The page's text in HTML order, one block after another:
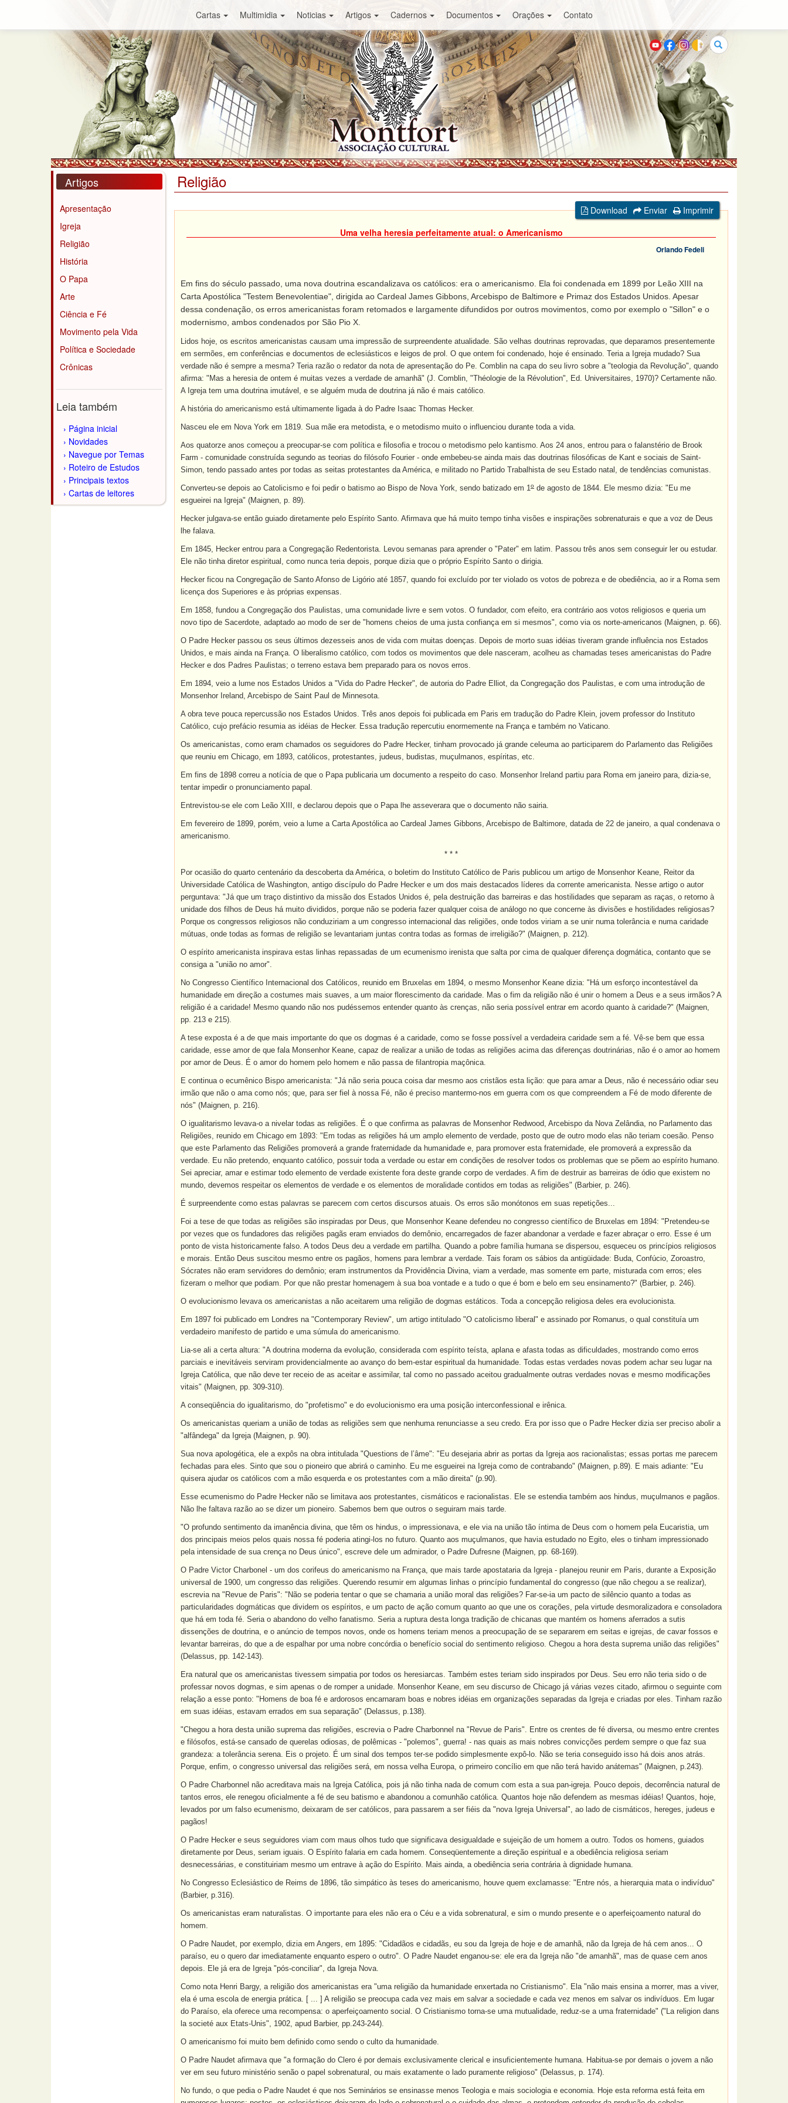
Cartas Multimidia Noticias Artigos Cadernos Documentos Orações Contato
Buscar
Artigos
Apresentação
Igreja
Religião
História
O Papa
Arte
Ciência e Fé
Movimento pela Vida
Política e Sociedade
Crônicas
Leia também
Página inicial
Novidades
Navegue por Temas
Roteiro de Estudos
Principais textos
Cartas de leitores
Religião
Download Enviar
Imprimir
Uma velha heresia perfeitamente atual: o Americanismo
Orlando Fedeli
Em fins do século passado, uma nova doutrina escandalizava os católicos: era o americanismo. Ela foi condenada em 1899 por Leão XIII na
Carta Apostólica "Testem Benevolentiae", dirigida ao Cardeal James Gibbons, Arcebispo de Baltimore e Primaz dos Estados Unidos. Apesar
dessa condenação, os erros americanistas foram retomados e largamente difundidos por outros movimentos, como por exemplo o "Sillon" e o
modernismo, ambos condenados por São Pio X.
Lidos hoje, os escritos americanistas causam uma impressão de surpreendente atualidade. São velhas doutrinas reprovadas, que deparamos presentemente
em sermões, em conferências e documentos de eclesiásticos e leigos de prol. O que ontem foi condenado, hoje é ensinado. Teria a Igreja mudado? Sua
verdade não é sempre a mesma? Teria razão o redator da nota de apresentação do Pe. Comblin na capa do seu livro sobre a "teologia da Revolução", quando
afirma: "Mas a heresia de ontem é muitas vezes a verdade de amanhã" (J. Comblin, "Théologie de la Révolution", Ed. Universitaires, 1970)? Certamente não.
A Igreja tem uma doutrina imutável, e se alguém muda de doutrina já não é mais católico.
A história do americanismo está ultimamente ligada à do Padre Isaac Thomas Hecker.
Nasceu ele em Nova York em 1819. Sua mãe era metodista, e o metodismo muito o influenciou durante toda a vida.
Aos quatorze anos começou a preocupar-se com política e filosofia e trocou o metodismo pelo kantismo. Aos 24 anos, entrou para o falanstério de Brook
Farm - comunidade construída segundo as teorias do filósofo Fourier - onde embebeu-se ainda mais das doutrinas filosóficas de Kant e sociais de Saint-
Simon, tendo passado antes por todas as seitas protestantes da América, e militado no Partido Trabalhista de seu Estado natal, de tendências comunistas.
Converteu-se depois ao Catolicismo e foi pedir o batismo ao Bispo de Nova York, sendo batizado em 1o de agosto de 1844. Ele mesmo dizia: "Eu me
esgueirei na Igreja" (Maignen, p. 89).
Hecker julgava-se então guiado diretamente pelo Espírito Santo. Afirmava que há muito tempo tinha visões e inspirações sobrenaturais e que a voz de Deus
lhe falava.
Em 1845, Hecker entrou para a Congregação Redentorista. Levou semanas para aprender o "Pater" em latim. Passou três anos sem conseguir ler ou estudar.
Ele não tinha diretor espiritual, como nunca teria depois, porque dizia que o próprio Espírito Santo o dirigia.
Hecker ficou na Congregação de Santo Afonso de Ligório até 1857, quando foi excluído por ter violado os votos de pobreza e de obediência, ao ir a Roma sem
licença dos Superiores e às próprias expensas.
Em 1858, fundou a Congregação dos Paulistas, uma comunidade livre e sem votos. O fundador, com efeito, era contrário aos votos religiosos e queria um
novo tipo de Sacerdote, adaptado ao modo de ser de "homens cheios de uma justa confiança em si mesmos", como via os norte-americanos (Maignen, p. 66).
O Padre Hecker passou os seus últimos dezesseis anos de vida com muitas doenças. Depois de morto suas idéias tiveram grande influência nos Estados
Unidos, e mais ainda na França. O liberalismo católico, com todos os movimentos que dele nasceram, acolheu as chamadas teses americanistas do Padre
Hecker e dos Padres Paulistas; o terreno estava bem preparado para os novos erros.
Em 1894, veio a lume nos Estados Unidos a "Vida do Padre Hecker", de autoria do Padre Elliot, da Congregação dos Paulistas, e com uma introdução de
Monsenhor Ireland, Arcebispo de Saint Paul de Minnesota.
A obra teve pouca repercussão nos Estados Unidos. Três anos depois foi publicada em Paris em tradução do Padre Klein, jovem professor do Instituto
Católico, cujo prefácio resumia as idéias de Hecker. Essa tradução repercutiu enormemente na França e também no Vaticano.
Os americanistas, como eram chamados os seguidores do Padre Hecker, tinham provocado já grande celeuma ao participarem do Parlamento das Religiões
que reuniu em Chicago, em 1893, católicos, protestantes, judeus, budistas, muçulmanos, espíritas, etc.
Em fins de 1898 correu a notícia de que o Papa publicaria um documento a respeito do caso. Monsenhor Ireland partiu para Roma em janeiro para, dizia-se,
tentar impedir o pronunciamento papal.
Entrevistou-se ele com Leão XIII, e declarou depois que o Papa lhe asseverara que o documento não sairia.
Em fevereiro de 1899, porém, veio a lume a Carta Apostólica ao Cardeal James Gibbons, Arcebispo de Baltimore, datada de 22 de janeiro, a qual condenava o
americanismo.
* * *
Por ocasião do quarto centenário da descoberta da América, o boletim do Instituto Católico de Paris publicou um artigo de Monsenhor Keane, Reitor da
Universidade Católica de Washington, antigo discípulo do Padre Hecker e um dos mais destacados líderes da corrente americanista. Nesse artigo o autor
perguntava: "Já que um traço distintivo da missão dos Estados Unidos é, pela destruição das barreiras e das hostilidades que separam as raças, o retorno à
unidade dos filhos de Deus há muito divididos, porque não se poderia fazer qualquer coisa de análogo no que concerne às divisões e hostilidades religiosas?
Porque os congressos religiosos não conduziriam a um congresso internacional das religiões, onde todos viriam a se unir numa tolerância e numa caridade
mútuas, onde todas as formas de religião se levantariam juntas contra todas as formas de irreligião?" (Maignen, p. 212).
O espírito americanista inspirava estas linhas repassadas de um ecumenismo irenista que salta por cima de qualquer diferença dogmática, contanto que se
consiga a "união no amor".
No Congresso Científico Internacional dos Católicos, reunido em Bruxelas em 1894, o mesmo Monsenhor Keane dizia: "Há um esforço incontestável da
humanidade em direção a costumes mais suaves, a um maior florescimento da caridade. Mas o fim da religião não é unir o homem a Deus e a seus irmãos? A
religião é a caridade! Mesmo quando não nos pudéssemos entender quanto às crenças, não seria possível entrar em acordo quanto à caridade?" (Maignen,
pp. 213 e 215).
A tese exposta é a de que mais importante do que os dogmas é a caridade, como se fosse possível a verdadeira caridade sem a fé. Vê-se bem que essa
caridade, esse amor de que fala Monsenhor Keane, capaz de realizar a união de todas as religiões acima das diferenças doutrinárias, não é o amor ao homem
por amor de Deus. É o amor do homem pelo homem e não passa de filantropia maçônica.
E continua o ecumênico Bispo americanista: "Já não seria pouca coisa dar mesmo aos cristãos esta lição: que para amar a Deus, não é necessário odiar seu
irmão que não o ama como nós; que, para ser fiel à nossa Fé, não é preciso mantermo-nos em guerra com os que compreendem a Fé de modo diferente de
nós" (Maignen, p. 216).
O igualitarismo levava-o a nivelar todas as religiões. É o que confirma as palavras de Monsenhor Redwood, Arcebispo da Nova Zelândia, no Parlamento das
Religiões, reunido em Chicago em 1893: "Em todas as religiões há um amplo elemento de verdade, posto que de outro modo elas não teriam coesão. Penso
que este Parlamento das Religiões promoverá a grande fraternidade da humanidade e, para promover esta fraternidade, ele promoverá a expressão da
verdade. Eu não pretendo, enquanto católico, possuir toda a verdade ou estar em condições de resolver todos os problemas que se põem ao espírito humano.
Sei apreciar, amar e estimar todo elemento de verdade existente fora deste grande corpo de verdades. A fim de destruir as barreiras de ódio que existem no
mundo, devemos respeitar os elementos de verdade e os elementos de moralidade contidos em todas as religiões" (Barbier, p. 246).
É surpreendente como estas palavras se parecem com certos discursos atuais. Os erros são monótonos em suas repetições...
Foi a tese de que todas as religiões são inspiradas por Deus, que Monsenhor Keane defendeu no congresso científico de Bruxelas em 1894: "Pretendeu-se
por vezes que os fundadores das religiões pagãs eram enviados do demônio, encarregados de fazer abandonar a verdade e fazer abraçar o erro. Esse é um
ponto de vista historicamente falso. A todos Deus deu a verdade em partilha. Quando a pobre família humana se dispersou, esqueceu os princípios religiosos
e morais. Então Deus suscitou mesmo entre os pagãos, homens para lembrar a verdade. Tais foram os sábios da antigüidade: Buda, Confúcio, Zoroastro,
Sócrates não eram servidores do demônio; eram instrumentos da Providência Divina, viam a verdade, mas somente em parte, misturada com erros; eles
fizeram o melhor que podiam. Por que não prestar homenagem à sua boa vontade e a tudo o que é bom e belo em seu ensinamento?" (Barbier, p. 246).
O evolucionismo levava os americanistas a não aceitarem uma religião de dogmas estáticos. Toda a concepção religiosa deles era evolucionista.
Em 1897 foi publicado em Londres na "Contemporary Review", um artigo intitulado "O catolicismo liberal" e assinado por Romanus, o qual constituía um
verdadeiro manifesto de partido e uma súmula do americanismo.
Lia-se ali a certa altura: "A doutrina moderna da evolução, considerada com espírito teísta, aplana e afasta todas as dificuldades, mostrando como erros
parciais e inevitáveis serviram providencialmente ao avanço do bem-estar espiritual da humanidade. Todas estas verdades novas podem achar seu lugar na
Igreja Católica, que não deve ter receio de as aceitar e assimilar, tal como no passado aceitou gradualmente outras verdades novas e mesmo modificações
vitais" (Maignen, pp. 309-310).
A conseqüência do igualitarismo, do "profetismo" e do evolucionismo era uma posição interconfessional e irênica.
Os americanistas queriam a união de todas as religiões sem que nenhuma renunciasse a seu credo. Era por isso que o Padre Hecker dizia ser preciso abolir a
"alfândega" da Igreja (Maignen, p. 90).
Sua nova apologética, ele a expôs na obra intitulada "Questions de l’âme": "Eu desejaria abrir as portas da Igreja aos racionalistas; essas portas me parecem
fechadas para eles. Sinto que sou o pioneiro que abrirá o caminho. Eu me esgueirei na Igreja como de contrabando" (Maignen, p.89). E mais adiante: "Eu
quisera ajudar os católicos com a mão esquerda e os protestantes com a mão direita" (p.90).
Esse ecumenismo do Padre Hecker não se limitava aos protestantes, cismáticos e racionalistas. Ele se estendia também aos hindus, muçulmanos e pagãos.
Não lhe faltava razão ao se dizer um pioneiro. Sabemos bem que outros o seguiram mais tarde.
"O profundo sentimento da imanência divina, que têm os hindus, o impressionava, e ele via na união tão íntima de Deus com o homem pela Eucaristia, um
dos principais meios pelos quais nossa fé poderia atingi-los no futuro. Quanto aos muçulmanos, que havia estudado no Egito, eles o tinham impressionado
pela intensidade de sua crença no Deus único", escreve dele um admirador, o Padre Dufresne (Maignen, pp. 68-169).
O Padre Victor Charbonel - um dos corifeus do americanismo na França, que mais tarde apostataria da Igreja - planejou reunir em Paris, durante a Exposição
universal de 1900, um congresso das religiões. Querendo resumir em algumas linhas o princípio fundamental do congresso (que não chegou a se realizar),
escrevia na "Revue de Paris": "Não se poderia tentar o que se chamaria a união moral das religiões? Far-se-ia um pacto de silêncio quanto a todas as
particularidades dogmáticas que dividem os espíritos, e um pacto de ação comum quanto ao que une os corações, pela virtude desmoralizadora e consoladora
que há em toda fé. Seria o abandono do velho fanatismo. Seria a ruptura desta longa tradição de chicanas que mantém os homens aferrados a sutis
dissenções de doutrina, e o anúncio de tempos novos, onde os homens teriam menos a preocupação de se separarem em seitas e igrejas, de cavar fossos e
levantar barreiras, do que a de espalhar por uma nobre concórdia o benefício social do sentimento religioso. Chegou a hora desta suprema união das religiões"
(Delassus, pp. 142-143).
Era natural que os americanistas tivessem simpatia por todos os heresiarcas. Também estes teriam sido inspirados por Deus. Seu erro não teria sido o de
professar novos dogmas, e sim apenas o de romper a unidade. Monsenhor Keane, em seu discurso de Chicago já várias vezes citado, afirmou o seguinte com
relação a esse ponto: "Homens de boa fé e ardorosos encarnaram boas e nobres idéias em organizações separadas da Igreja e criadas por eles. Tinham razão
em suas idéias, estavam errados em sua separação" (Delassus, p.138).
"Chegou a hora desta união suprema das religiões, escrevia o Padre Charbonnel na "Revue de Paris". Entre os crentes de fé diversa, ou mesmo entre crentes
e filósofos, está-se cansado de querelas odiosas, de polêmicas - "polemos", guerra! - nas quais as mais nobres convicções perdem sempre o que faz sua
grandeza: a tolerância serena. Eis o projeto. É um sinal dos tempos ter-se podido simplesmente expô-lo. Não se teria conseguido isso há dois anos atrás.
Porque, enfim, o congresso universal das religiões será, em nossa velha Europa, o primeiro concílio em que não terá havido anátemas" (Maignen, p.243).
O Padre Charbonnel não acreditava mais na Igreja Católica, pois já não tinha nada de comum com esta a sua pan-igreja. Pouco depois, decorrência natural de
tantos erros, ele renegou oficialmente a fé de seu batismo e abandonou a comunhão católica. Quantos hoje não defendem as mesmas idéias! Quantos, hoje,
levados por um falso ecumenismo, deixaram de ser católicos, para passarem a ser fiéis da "nova Igreja Universal", ao lado de cismáticos, hereges, judeus e
pagãos!
O Padre Hecker e seus seguidores viam com maus olhos tudo que significava desigualdade e sujeição de um homem a outro. Todos os homens, guiados
diretamente por Deus, seriam iguais. O Espírito falaria em cada homem. Conseqüentemente a direção espiritual e a obediência religiosa seriam
desnecessárias, e constituiriam mesmo um entrave à ação do Espírito. Mais ainda, a obediência seria contrária à dignidade humana.
No Congresso Eclesiástico de Reims de 1896, tão simpático às teses do americanismo, houve quem exclamasse: "Entre nós, a hierarquia mata o indivíduo"
(Barbier, p.316).
Os americanistas eram naturalistas. O importante para eles não era o Céu e a vida sobrenatural, e sim o mundo presente e o aperfeiçoamento natural do
homem.
O Padre Naudet, por exemplo, dizia em Angers, em 1895: "Cidadãos e cidadãs, eu sou da Igreja de hoje e de amanhã, não da Igreja de há cem anos... O
paraíso, eu o quero dar imediatamente enquanto espero o outro". O Padre Naudet enganou-se: ele era da Igreja não "de amanhã", mas de quase cem anos
depois. Ele já era de Igreja "pós-conciliar", da Igreja Nova.
Como nota Henri Bargy, a religião dos americanistas era "uma religião da humanidade enxertada no Cristianismo". Ela "não mais ensina a morrer, mas a viver,
ela é uma escola de energia prática. [ ... ] A religião se preocupa cada vez mais em salvar a sociedade e cada vez menos em salvar os indivíduos. Em lugar
do Paraíso, ela oferece uma recompensa: o aperfeiçoamento social. O Cristianismo torna-se uma mutualidade, reduz-se a uma fraternidade" ("La religion dans
la societé aux Etats-Unis", 1902, apud Barbier, pp.243-244).
O americanismo foi muito bem definido como sendo o culto da humanidade.
O Padre Naudet afirmava que "a formação do Clero é por demais exclusivamente clerical e insuficientemente humana. Habitua-se por demais o jovem a não
ver em seu futuro ministério senão o papel sobrenatural, ou mais exatamente o lado puramente religioso" (Delassus, p. 174).
No fundo, o que pedia o Padre Naudet é que nos Seminários se ensinasse menos Teologia e mais sociologia e economia. Hoje esta reforma está feita em